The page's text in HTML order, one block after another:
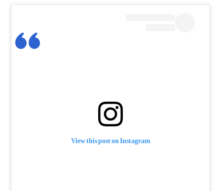
View this post on Instagram